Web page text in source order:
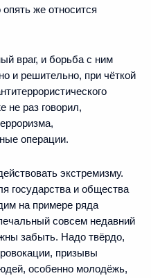
же относится
враг, и борьба с ним
и решительно, при чёткой
не раз говорил,
операции.
экстремизму.
государства и общества
на примере ряда
совсем недавний
забыть. Надо твёрдо,
призывы
особенно молодёжь,